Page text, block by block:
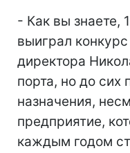
- Как вы знаете,
выиграл
директора
порта, но до сих
назначения,
предприятие,
каждым годом